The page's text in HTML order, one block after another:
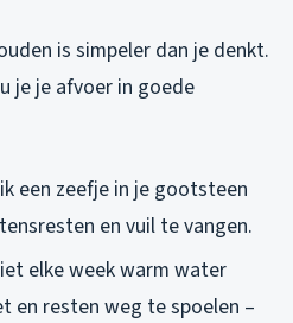
is simpeler dan je denkt.
je je afvoer in goede
een zeefje in je gootsteen
en vuil te vangen.
elke week warm water
en resten weg te spoelen –